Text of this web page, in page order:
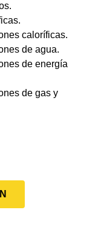
caloríficas.
de agua.
de energía
de gas y